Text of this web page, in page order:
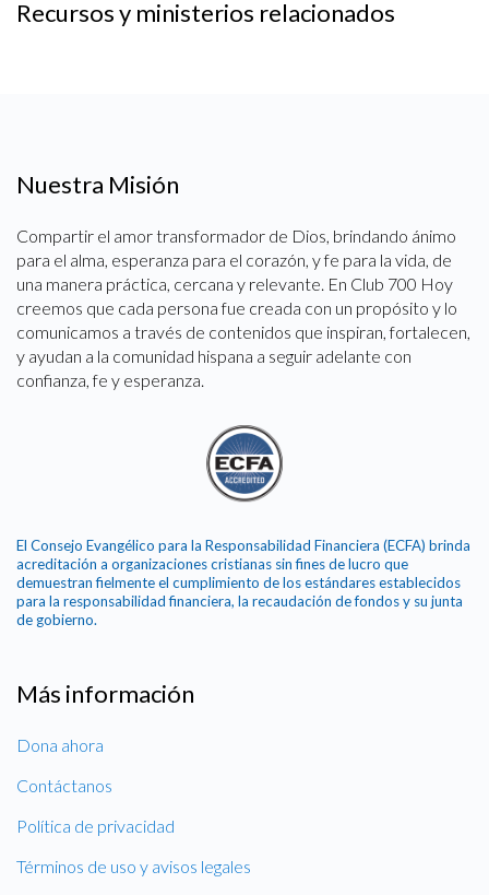
Recursos y ministerios relacionados
Nuestra Misión
Compartir el amor transformador de Dios, brindando ánimo
para el alma, esperanza para el corazón, y fe para la vida, de
una manera práctica, cercana y relevante. En Club 700 Hoy
creemos que cada persona fue creada con un propósito y lo
comunicamos a través de contenidos que inspiran, fortalecen,
y ayudan a la comunidad hispana a seguir adelante con
confianza, fe y esperanza.
El Consejo Evangélico para la Responsabilidad Financiera (ECFA) brinda
acreditación a organizaciones cristianas sin fines de lucro que
demuestran fielmente el cumplimiento de los estándares establecidos
para la responsabilidad financiera, la recaudación de fondos y su junta
de gobierno.
Más información
Dona ahora
Contáctanos
Política de privacidad
Términos de uso y avisos legales